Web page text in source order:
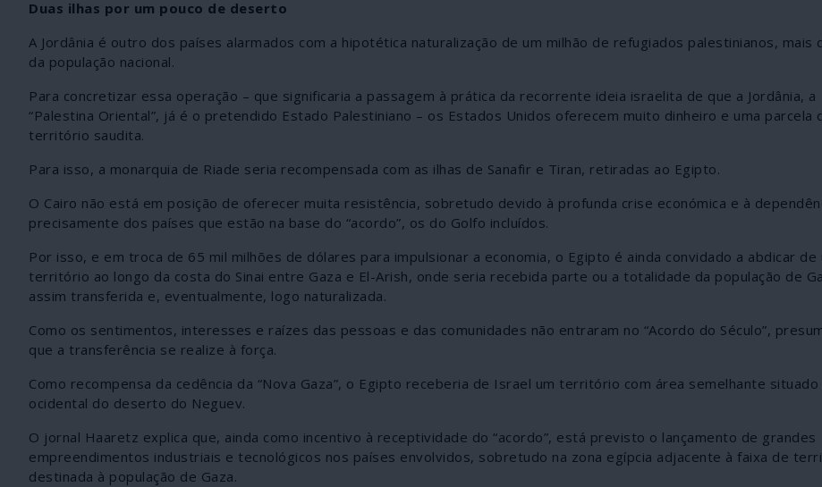
Duas ilhas por um pouco de deserto
A Jordânia é outro dos países alarmados com a hipotética naturalização de um milhão de refugiados palestinianos, mais
da população nacional.
Para concretizar essa operação – que significaria a passagem à prática da recorrente ideia israelita de que a Jordânia, a
“Palestina Oriental”, já é o pretendido Estado Palestiniano – os Estados Unidos oferecem muito dinheiro e uma parcela
território saudita.
Para isso, a monarquia de Riade seria recompensada com as ilhas de Sanafir e Tiran, retiradas ao Egipto.
O Cairo não está em posição de oferecer muita resistência, sobretudo devido à profunda crise económica e à
precisamente dos países que estão na base do “acordo”, os do Golfo incluídos.
Por isso, e em troca de 65 mil milhões de dólares para impulsionar a economia, o Egipto é ainda convidado a abdicar de
território ao longo da costa do Sinai entre Gaza e El-Arish, onde seria recebida parte ou a totalidade da população de
assim transferida e, eventualmente, logo naturalizada.
Como os sentimentos, interesses e raízes das pessoas e das comunidades não entraram no “Acordo do Século”,
que a transferência se realize à força.
Como recompensa da cedência da “Nova Gaza”, o Egipto receberia de Israel um território com área semelhante situado
ocidental do deserto do Neguev.
O jornal Haaretz explica que, ainda como incentivo à receptividade do “acordo”, está previsto o lançamento de grandes
empreendimentos industriais e tecnológicos nos países envolvidos, sobretudo na zona egípcia adjacente à faixa de
destinada à população de Gaza.